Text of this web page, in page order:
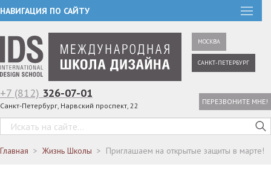
НАВИГАЦИЯ ПО САЙТУ
МОСКВА
САНКТ-ПЕТЕРБУРГ
+7 (812) 326-07-01
Санкт-Петербург, Нарвский проспект, 22 ПЕРЕЗВОНИТЕ МНЕ!
Главная Жизнь Школы Приглашаем на открытые защиты в марте!